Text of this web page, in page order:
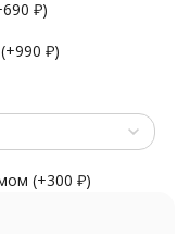
690 ₽)
990 ₽)
(+300 ₽)